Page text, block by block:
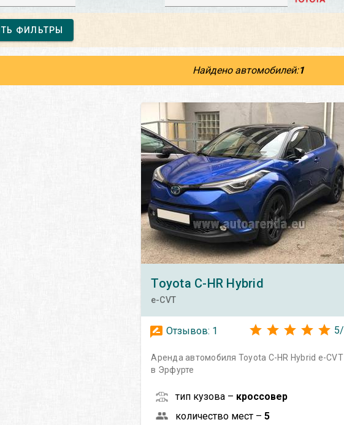
ФИЛЬТРЫ
Найдено автомобилей:1
Toyota C-HR Hybrid
e-CVT
Отзывов: 1 5/
Аренда автомобиля Toyota C-HR Hybrid e-CVT
в Эрфурте
тип кузова – кроссовер
количество мест –5